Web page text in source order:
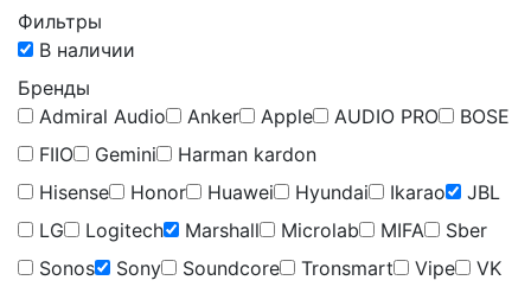
Фильтры
В наличии
Бренды
Admiral Audio
Anker Apple AUDIO PRO
BOSE
FIIO
Gemini
Harman kardon
Hisense
Honor Huawei Hyundai Ikarao
JBL
LG
Logitech Marshall Microlab MIFA
Sber
Sonos
Sony Soundcore Tronsmart Vipe
VK